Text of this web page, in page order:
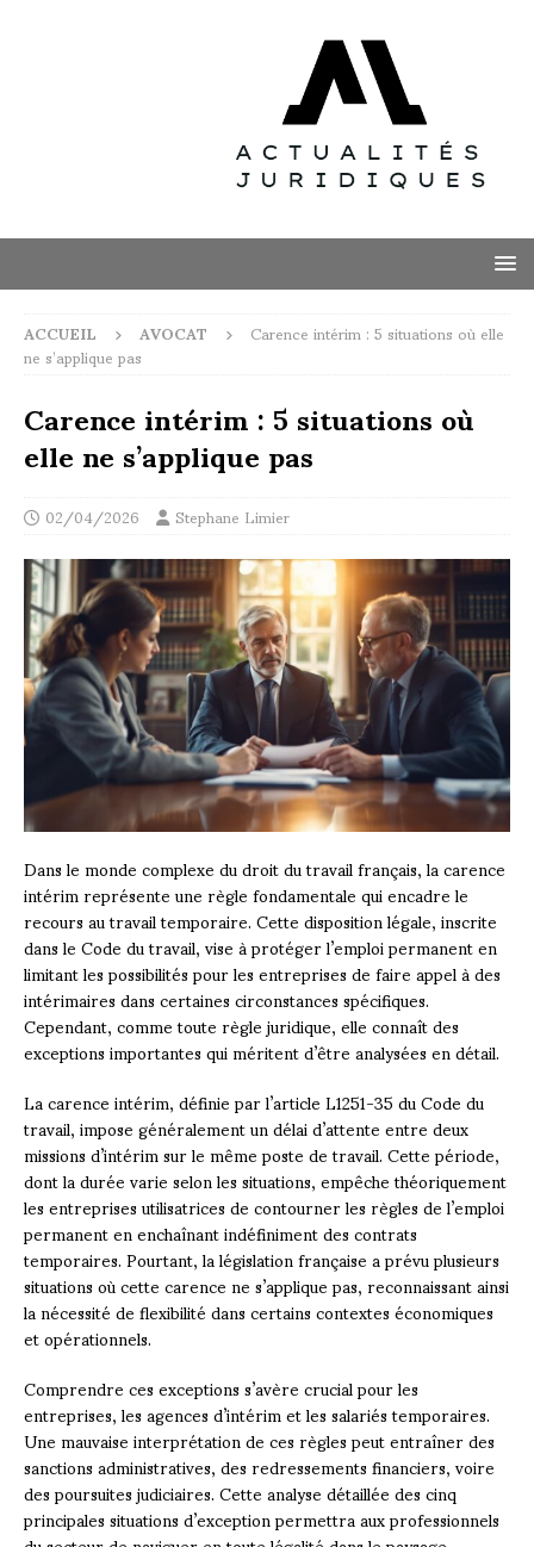
ACCUEIL AVOCAT Carence intérim : 5 situations où elle
ne s’applique pas
Carence intérim : 5 situations où
elle ne s’applique pas
02/04/2026 Stephane Limier
Dans le monde complexe du droit du travail français, la carence
intérim représente une règle fondamentale qui encadre le
recours au travail temporaire. Cette disposition légale, inscrite
dans le Code du travail, vise à protéger l’emploi permanent en
limitant les possibilités pour les entreprises de faire appel à des
intérimaires dans certaines circonstances spécifiques.
Cependant, comme toute règle juridique, elle connaît des
exceptions importantes qui méritent d’être analysées en détail.
La carence intérim, définie par l’article L1251-35 du Code du
travail, impose généralement un délai d’attente entre deux
missions d’intérim sur le même poste de travail. Cette période,
dont la durée varie selon les situations, empêche théoriquement
les entreprises utilisatrices de contourner les règles de l’emploi
permanent en enchaînant indéfiniment des contrats
temporaires. Pourtant, la législation française a prévu plusieurs
situations où cette carence ne s’applique pas, reconnaissant ainsi
la nécessité de flexibilité dans certains contextes économiques
et opérationnels.
Comprendre ces exceptions s’avère crucial pour les
entreprises, les agences d’intérim et les salariés temporaires.
Une mauvaise interprétation de ces règles peut entraîner des
sanctions administratives, des redressements financiers, voire
des poursuites judiciaires. Cette analyse détaillée des cinq
principales situations d’exception permettra aux professionnels